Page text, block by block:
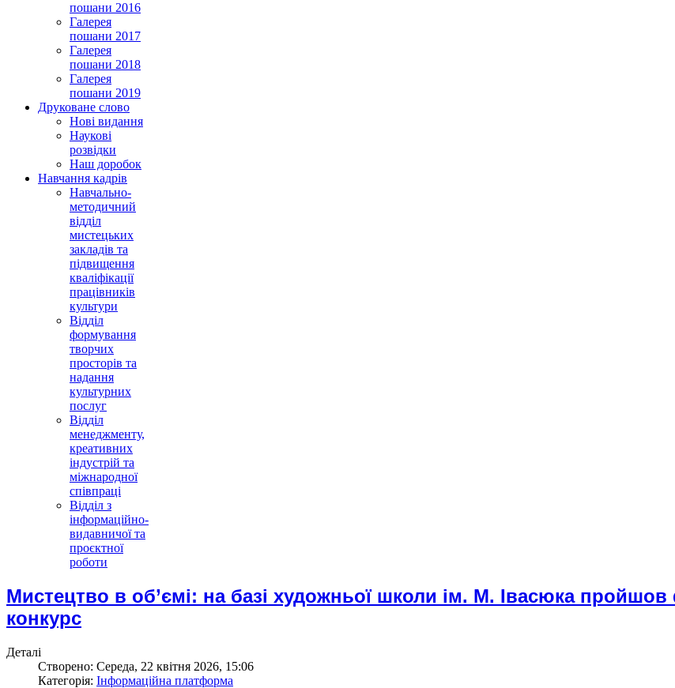
пошани 2016
Галерея
пошани 2017
Галерея
пошани 2018
Галерея
пошани 2019
Друковане слово
Нові видання
Наукові
розвідки
Наш доробок
Навчання кадрів
Навчально-
методичний
відділ
мистецьких
закладів та
підвищення
кваліфікації
працівників
культури
Відділ
формування
творчих
просторів та
надання
культурних
послуг
Відділ
менеджменту,
креативних
індустрій та
міжнародної
співпраці
Відділ з
інформаційно-
видавничої та
проєктної
роботи
Мистецтво в об’ємі: на базі художньої школи ім. М. Івасюка
конкурс
Деталі
Створено: Середа, 22 квітня 2026, 15:06
Категорія: Інформаційна платформа